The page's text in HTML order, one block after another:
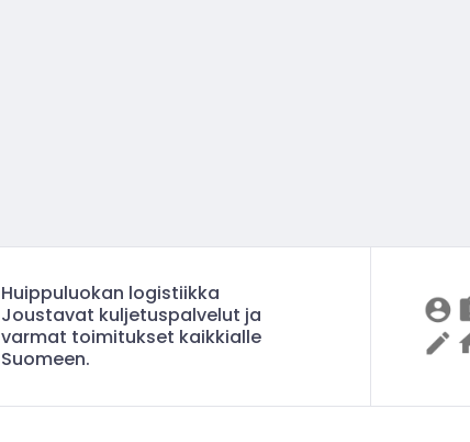
Huippuluokan logistiikka
Joustavat kuljetuspalvelut ja
varmat toimitukset kaikkialle
Suomeen.